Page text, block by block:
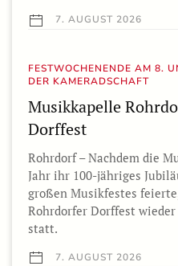
7. AUGUST 2026
FESTWOCHENENDE AM 8.
DER KAMERADSCHAFT
Musikkapelle
Dorffest
Rohrdorf – Nachdem die
Jahr ihr 100-jähriges
großen Musikfestes
Rohrdorfer Dorffest
statt.
7. AUGUST 2026